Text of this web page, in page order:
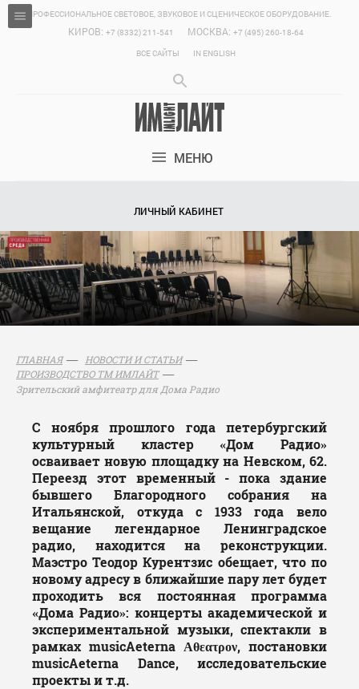
ПРОФЕССИОНАЛЬНОЕ СВЕТОВОЕ, ЗВУКОВОЕ И СЦЕНИЧЕСКОЕ ОБОРУДОВАНИЕ.
КИРОВ: +7 (8332) 211-541 МОСКВА: +7 (495) 260-18-64
ВСЕ САЙТЫ
IN ENGLISH
МЕНЮ
ЛИЧНЫЙ КАБИНЕТ
ГЛАВНАЯ
НОВОСТИ И СТАТЬИ
ПРОИЗВОДСТВО ТМ ИМЛАЙТ
Зрительский амфитеатр для Дома Радио
С ноября прошлого года петербургский
культурный кластер «Дом Радио»
осваивает новую площадку на Невском, 62.
Переезд этот временный - пока здание
бывшего Благородного собрания на
Итальянской, откуда с 1933 года вело
вещание легендарное Ленинградское
радио, находится на реконструкции.
Маэстро Теодор Курентзис обещает, что по
новому адресу в ближайшие пару лет будет
проходить вся постоянная программа
«Дома Радио»: концерты академической и
экспериментальной музыки, спектакли в
рамках musicAeterna Αθεατρον, постановки
musicAeterna Dance, исследовательские
проекты и т.д.